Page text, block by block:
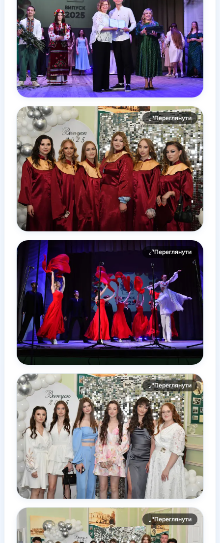
Переглянути
Переглянути
Переглянути
Переглянути